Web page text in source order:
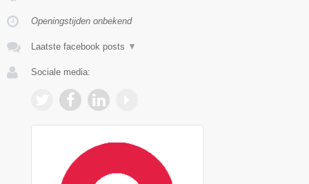
Openingstijden onbekend
Laatste facebook posts ▼
Sociale media: